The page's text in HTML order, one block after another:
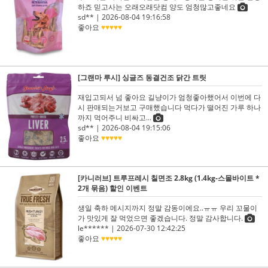
하죠 믿고사는 오래오래닷컴 양도 엄청많고좋네요
sd** | 2026-08-04 19:16:58
좋아요 ♥♥♥♥♥
[그랜마 루시] 싱글즈 동결건조 닭간 트릿
재입고되서 넘 좋아요 길냥이가 엄청좋아했어서 이번에 다
시 판매되는거보고 구매했습니다 먹다가 떨어진 가루 하나
까지 먹어주니 비싸고...
sd** | 2026-08-04 19:15:06
좋아요 ♥♥♥♥♥
[카니러브] 트루프레시 칠면조 2.8kg (1.4kg-스몰바이트 *
2개 묶음) 할인 이벤트
생일 축하 메시지까지 정말 감동이에요..ㅠㅠ 우리 꼬물이
가 맛있게 잘 먹었으면 좋겠습니다. 정말 감사합니다.
le****** | 2026-07-30 12:42:25
좋아요 ♥♥♥♥♥